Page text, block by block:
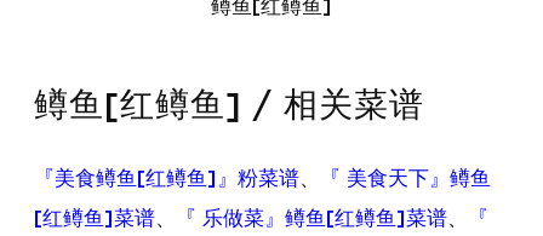
鳟鱼[红鳟鱼]
鳟鱼[红鳟鱼] / 相关菜谱
『美食鳟鱼[红鳟鱼]』粉菜谱、
『 美食天下』鳟鱼
[红鳟鱼]菜谱、 『 乐做菜』鳟鱼[红鳟鱼]菜谱、
『